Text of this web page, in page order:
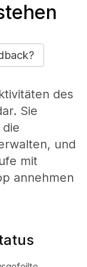
des
Sie
und
mit
annehmen